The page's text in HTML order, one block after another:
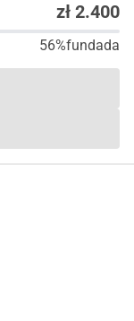
zł 2.400
56%fundada